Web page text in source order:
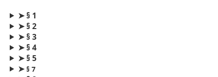
➤§ 1
➤§ 2
➤§ 3
➤§ 4
➤§ 5
➤ § 7